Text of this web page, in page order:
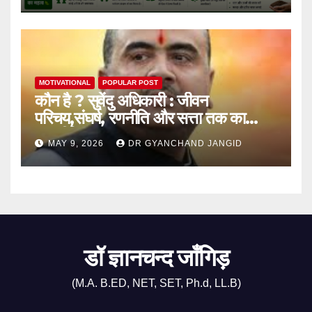
MOTIVATIONAL POPULAR POST
कौन है ? सुवेंदु अधिकारी : जीवन
परिचय,संघर्ष, रणनीति और सत्ता तक का
राजनीतिक सफर
MAY 9, 2026 DR GYANCHAND JANGID
डॉ ज्ञानचन्द जाँगिड़
(M.A. B.ED, NET, SET, Ph.d, LL.B)